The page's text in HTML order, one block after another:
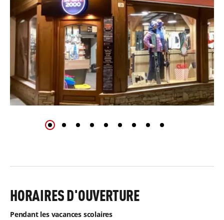
HORAIRES D'OUVERTURE
Pendant les vacances scolaires